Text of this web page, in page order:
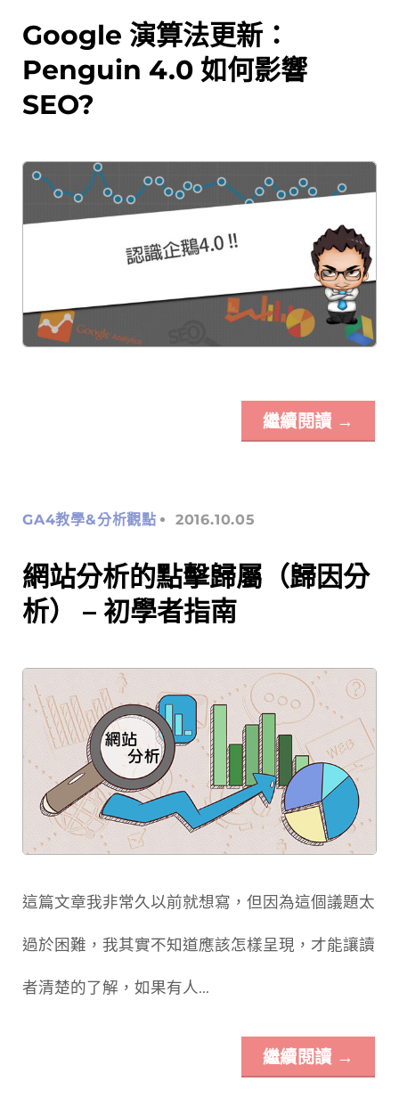
Google 演算法更新：
Penguin 4.0 如何影響
SEO?
繼續閱讀 →
GA4教學&分析觀點 2016.10.05
網站分析的點擊歸屬（歸因分
析） – 初學者指南
這篇文章我非常久以前就想寫，但因為這個議題太
過於困難，我其實不知道應該怎樣呈現，才能讓讀
者清楚的了解，如果有人...
繼續閱讀 →